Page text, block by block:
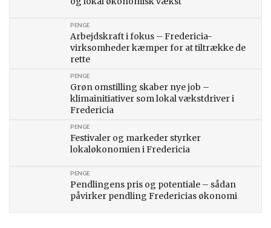
Arbejdskraft i fokus – Fredericia-
virksomheder kæmper for at tiltrække de
rette
PENGE
Grøn omstilling skaber nye job –
klimainitiativer som lokal vækstdriver i
Fredericia
PENGE
Festivaler og markeder styrker
lokaløkonomien i Fredericia
PENGE
Pendlingens pris og potentiale – sådan
påvirker pendling Fredericias økonomi
PENGE